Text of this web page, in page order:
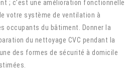
; c’est une amélioration fonctionnelle
votre système de ventilation à
occupants du bâtiment. Donner la
du nettoyage CVC pendant la
des formes de sécurité à domicile